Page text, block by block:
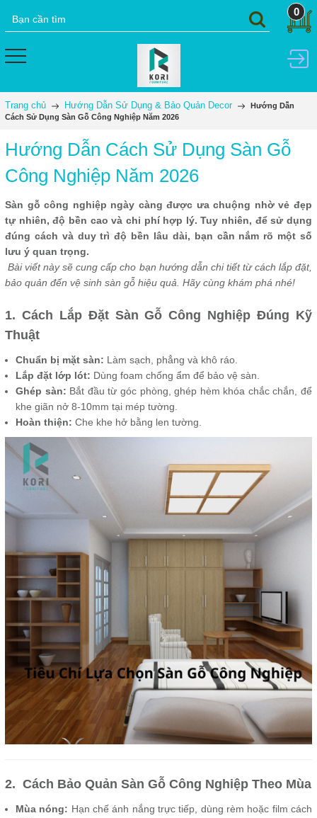
0
Trang chủ Hướng Dẫn Sử Dụng & Bảo Quản Decor
Hướng Dẫn
Cách Sử Dụng Sàn Gỗ Công Nghiệp Năm 2026
Hướng Dẫn Cách Sử Dụng Sàn Gỗ
Công Nghiệp Năm 2026
Sàn gỗ công nghiệp ngày càng được ưa chuộng nhờ vẻ đẹp
tự nhiên, độ bền cao và chi phí hợp lý. Tuy nhiên, để sử dụng
đúng cách và duy trì độ bền lâu dài, bạn cần nắm rõ một số
lưu ý quan trọng.
Bài viết này sẽ cung cấp cho bạn hướng dẫn chi tiết từ cách lắp đặt,
bảo quản đến vệ sinh sàn gỗ hiệu quả. Hãy cùng khám phá nhé!
1. Cách Lắp Đặt Sàn Gỗ Công Nghiệp Đúng Kỹ
Thuật
Chuẩn bị mặt sàn: Làm sạch, phẳng và khô ráo.
Lắp đặt lớp lót: Dùng foam chống ẩm để bảo vệ sàn.
Ghép sàn: Bắt đầu từ góc phòng, ghép hèm khóa chắc chắn, để
khe giãn nở 8-10mm tại mép tường.
Hoàn thiện: Che khe hở bằng len tường.
2. Cách Bảo Quản Sàn Gỗ Công Nghiệp Theo Mùa
Mùa nóng: Hạn chế ánh nắng trực tiếp, dùng rèm hoặc film cách